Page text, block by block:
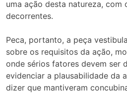
uma ação desta natureza, com
decorrentes.
Peca, portanto, a peça
sobre os requisitos da ação,
onde sérios fatores devem ser
evidenciar a plausabilidade da
dizer que mantiveram